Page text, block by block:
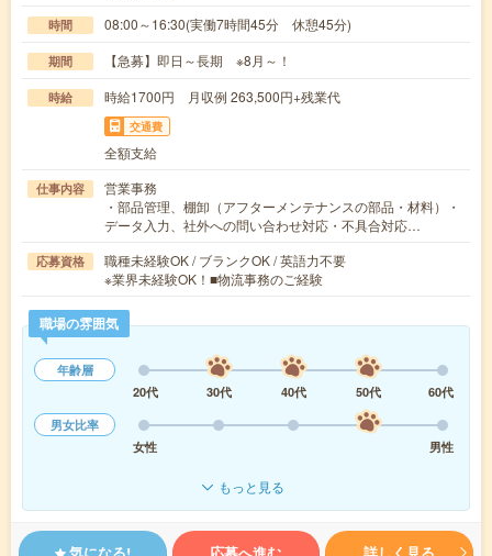
時間 08:00～16:30(実働7時間45分 休憩45分)
期間 【急募】即日～長期 ※8月～！
時給 時給1700円 月収例 263,500円+残業代
交通費
全額支給
仕事内容
営業事務
・部品管理、棚卸（アフターメンテナンスの部品・材料）・
データ入力、社外への問い合わせ対応・不具合対応…
応募資格
職種未経験OK / ブランクOK / 英語力不要
※業界未経験OK！■物流事務のご経験
職場の雰囲気
年齢層
20代
30代 40代 50代
60代
男女比率
女性
男性
もっと見る